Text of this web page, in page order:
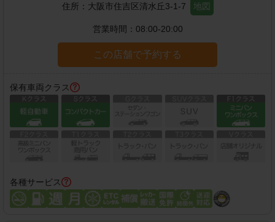
住所： 大阪市住吉区清水丘3-1-7 地図
営業時間： 08:00-20:00
この店舗で予約する
保有車両クラス
各種サービス